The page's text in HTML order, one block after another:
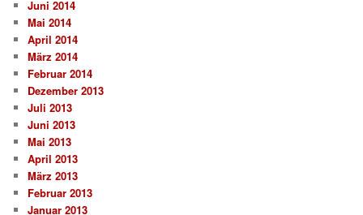
Juni 2014
Mai 2014
April 2014
März 2014
Februar 2014
Dezember 2013
Juli 2013
Juni 2013
Mai 2013
April 2013
März 2013
Februar 2013
Januar 2013